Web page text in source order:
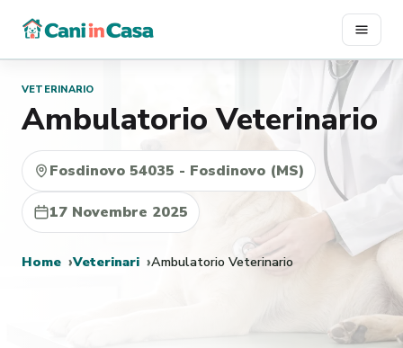
contenuto
VETERINARIO
Ambulatorio Veterinario
Fosdinovo 54035 - Fosdinovo (MS)
17 Novembre 2025
Home Veterinari Ambulatorio Veterinario